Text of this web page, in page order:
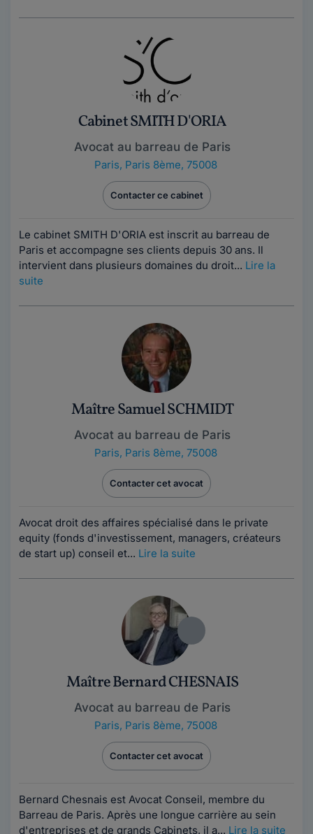
Cabinet SMITH D'ORIA
Avocat au barreau de Paris
Paris, Paris 8ème, 75008
Contacter ce cabinet
Le cabinet SMITH D'ORIA est inscrit au barreau de
Paris et accompagne ses clients depuis 30 ans. Il
intervient dans plusieurs domaines du droit... Lire la
suite
Maître Samuel SCHMIDT
Avocat au barreau de Paris
Paris, Paris 8ème, 75008
Contacter cet avocat
Avocat droit des affaires spécialisé dans le private
equity (fonds d'investissement, managers, créateurs
de start up) conseil et... Lire la suite
Maître Bernard CHESNAIS
Avocat au barreau de Paris
Paris, Paris 8ème, 75008
Contacter cet avocat
Bernard Chesnais est Avocat Conseil, membre du
Barreau de Paris. Après une longue carrière au sein
d'entreprises et de grands Cabinets, il a... Lire la suite